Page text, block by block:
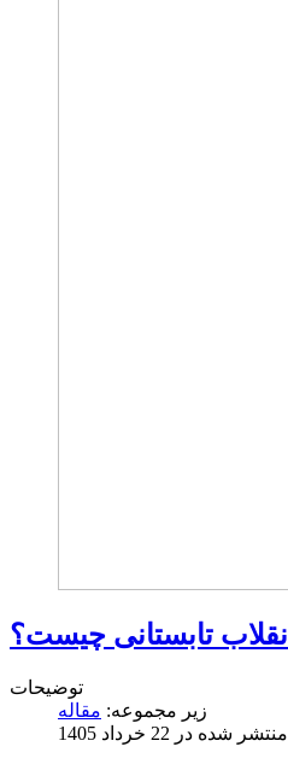
انقلاب تابستانی چیست؟
توضیحات
زیر مجموعه:
منتشر شده در 22 خرداد 1405